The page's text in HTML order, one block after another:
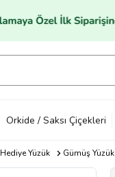
Orkide / Saksı Çiçekleri
Hediye Yüzük Gümüş Yüzük